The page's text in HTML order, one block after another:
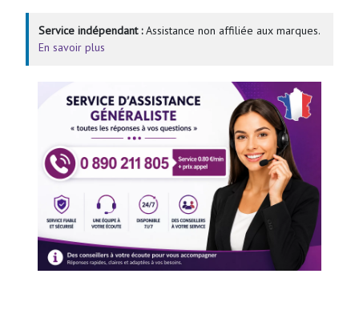
Service indépendant :Assistance non affiliée aux marques.
En savoir plus